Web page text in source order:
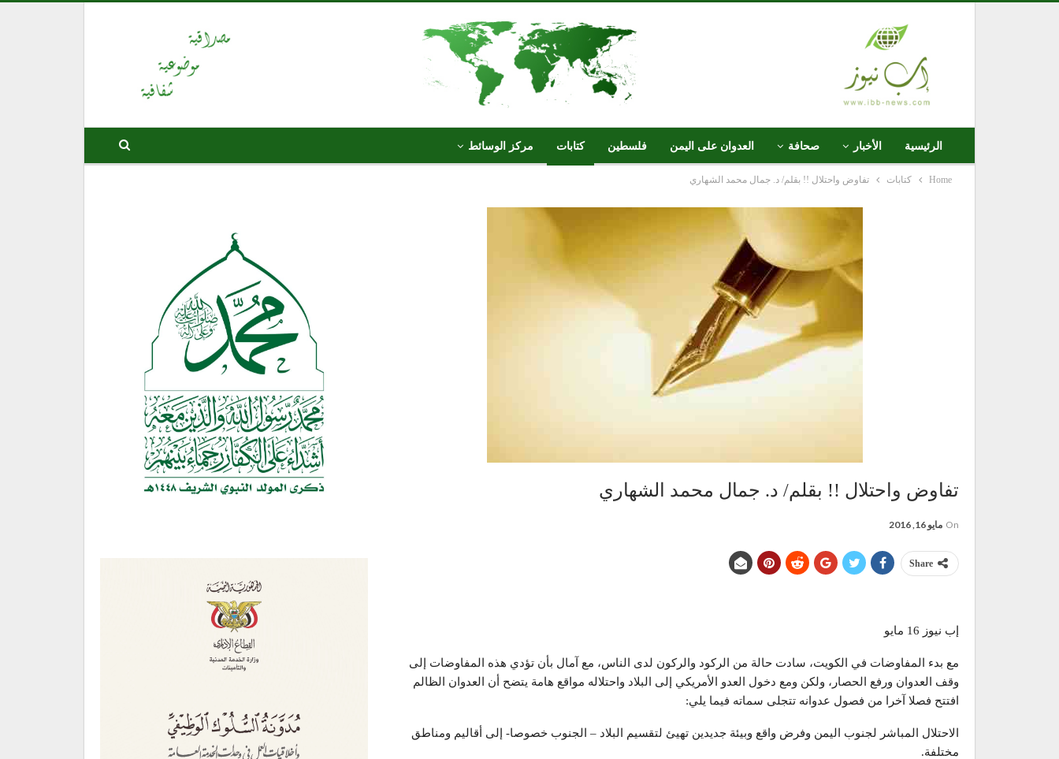
الرئيسية الأخبار صحافة العدوان على اليمن فلسطين كتابات مركز الوسائط
Home كتابات تفاوض واحتلال !! بقلم/ د. جمال محمد الشهاري
تفاوض واحتلال !! بقلم/ د. جمال محمد الشهاري
On مايو 16, 2016
Share
إب نيوز 16 مايو
مع بدء المفاوضات في الكويت، سادت حالة من الركود والركون لدى الناس، مع آمال بأن تؤدي هذه المفاوضات إلى
وقف العدوان ورفع الحصار، ولكن ومع دخول العدو الأمريكي إلى البلاد واحتلاله مواقع هامة يتضح أن العدوان الظالم
افتتح فصلا آخرا من فصول عدوانه تتجلى سماته فيما يلي:
الاحتلال المباشر لجنوب اليمن وفرض واقع وبيئة جديدين تهيئ لتقسيم البلاد – الجنوب خصوصا- إلى أقاليم ومناطق
مختلفة.